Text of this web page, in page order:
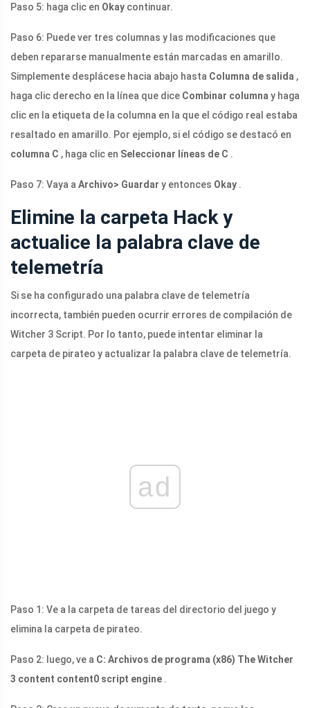
Paso 5: haga clic en Okay continuar.
Paso 6: Puede ver tres columnas y las modificaciones que
deben repararse manualmente están marcadas en amarillo.
Simplemente desplácese hacia abajo hasta Columna de salida ,
haga clic derecho en la línea que dice Combinar columna y haga
clic en la etiqueta de la columna en la que el código real estaba
resaltado en amarillo. Por ejemplo, si el código se destacó en
columna C , haga clic en Seleccionar líneas de C .
Paso 7: Vaya a Archivo> Guardar y entonces Okay .
Elimine la carpeta Hack y
actualice la palabra clave de
telemetría
Si se ha configurado una palabra clave de telemetría
incorrecta, también pueden ocurrir errores de compilación de
Witcher 3 Script. Por lo tanto, puede intentar eliminar la
carpeta de pirateo y actualizar la palabra clave de telemetría.
ad
Paso 1: Ve a la carpeta de tareas del directorio del juego y
elimina la carpeta de pirateo.
Paso 2: luego, ve a C: Archivos de programa (x86) The Witcher
3 content content0 script engine .